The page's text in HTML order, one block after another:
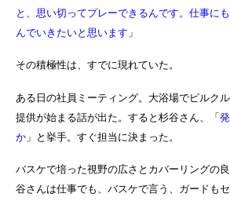
と、思い切ってプレーできるんです。仕事に
んでいきたいと思います 」
その積極性は、すでに現れていた。
ある日の社員ミーティング。大浴場でピルク
提供が始まる話が出た。すると杉谷さん、「
か 」と挙手。すぐ担当に決まった。
バスケで培った視野の広さとカバーリングの
谷さんは仕事でも、バスケで言う、ガードも